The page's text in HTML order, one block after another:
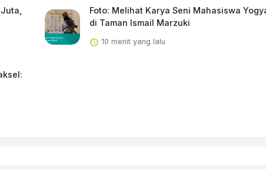
Foto: Melihat Karya Seni Mahasiswa
di Taman Ismail Marzuki
10 menit yang lalu